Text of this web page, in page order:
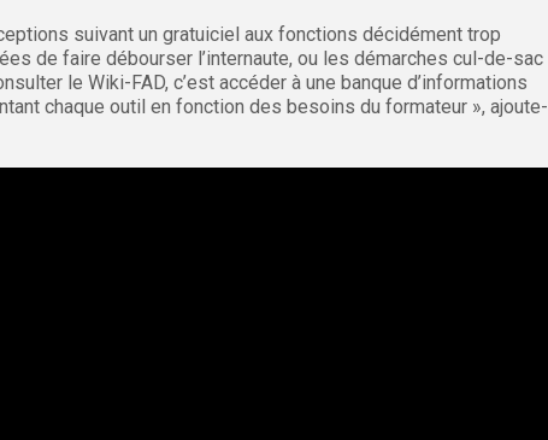
suivant un gratuiciel aux fonctions décidément trop
de faire débourser l’internaute, ou les démarches cul-de-sac
le Wiki-FAD, c’est accéder à une banque d’informations
chaque outil en fonction des besoins du formateur », ajoute-